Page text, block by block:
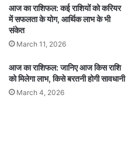
बहस हो सकती है, धैर्य रहे।
लेकिन बढ़िया मैनेजमेंट से
जरूरी है, भावनाओं पर
आज का राशिफल: कई राशियों को करियर
में सफलता के योग, आर्थिक लाभ के भी
संकेत
March 11, 2026
आज का राशिफल: जानिए आज किस राशि
को मिलेगा लाभ, किसे बरतनी होगी सावधानी
March 4, 2026